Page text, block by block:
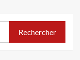
Rechercher